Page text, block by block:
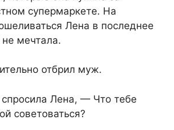
супермаркете. На
Лена в последнее
мечтала.
отбрил муж.
Лена, — Что тебе
советоваться?